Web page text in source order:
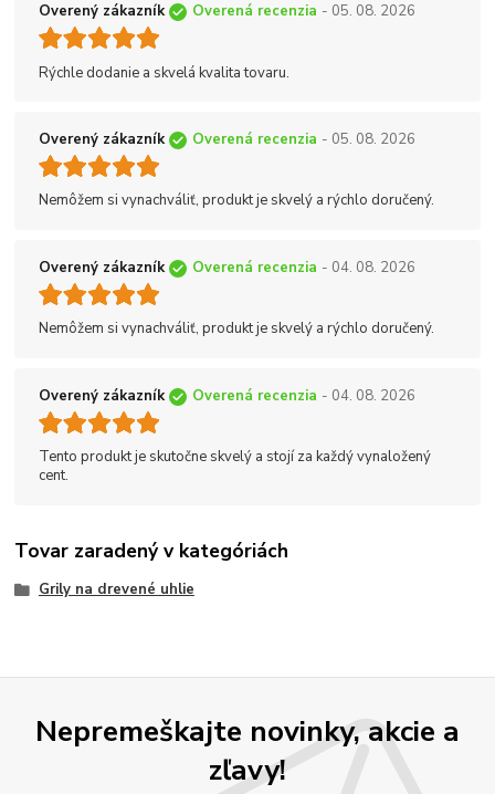
Overený zákazník Overená recenzia - 05. 08. 2026
Rýchle dodanie a skvelá kvalita tovaru.
Overený zákazník Overená recenzia - 05. 08. 2026
Nemôžem si vynachváliť, produkt je skvelý a rýchlo doručený.
Overený zákazník Overená recenzia - 04. 08. 2026
Nemôžem si vynachváliť, produkt je skvelý a rýchlo doručený.
Overený zákazník Overená recenzia - 04. 08. 2026
Tento produkt je skutočne skvelý a stojí za každý vynaložený
cent.
Tovar zaradený v kategóriách
Grily na drevené uhlie
Nepremeškajte novinky, akcie a
zľavy!